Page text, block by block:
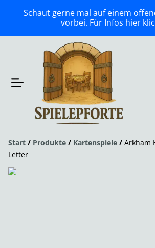
Schaut gerne mal auf einem
vorbei. Für Infos hier
Start / Produkte / Kartenspiele / Arkham
Letter